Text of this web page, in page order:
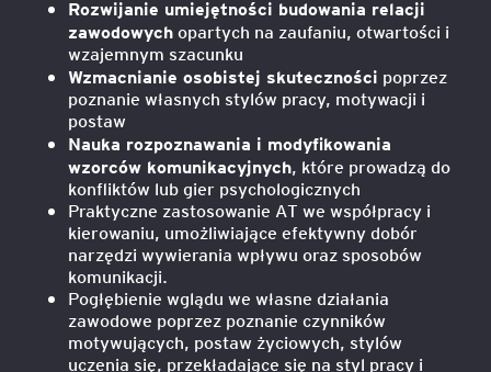
Rozwijanie umiejętności budowania relacji
zawodowychopartych na zaufaniu, otwartości i
wzajemnym szacunku
Wzmacnianie osobistej skuteczności poprzez
poznanie własnych stylów pracy, motywacji i
postaw
Nauka rozpoznawania i modyfikowania
wzorców komunikacyjnych, które prowadzą do
konfliktów lub gier psychologicznych
Praktyczne zastosowanie AT we współpracy i
kierowaniu, umożliwiające efektywny dobór
narzędzi wywierania wpływu oraz sposobów
komunikacji.
Pogłębienie wglądu we własne działania
zawodowe poprzez poznanie czynników
motywujących, postaw życiowych, stylów
uczenia się, przekładające się na styl pracy i